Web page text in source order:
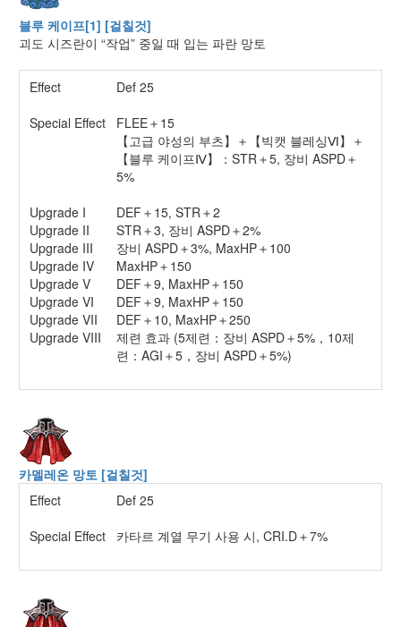
블루 케이프[1] [걸칠것]
괴도 시즈란이 “작업” 중일 때 입는 파란 망토
Effect
Def 25
Special Effect
FLEE＋15
【고급 야성의 부츠】＋【빅캣 블레싱Ⅵ】＋
【블루 케이프Ⅳ】：STR＋5, 장비 ASPD＋
5%
Upgrade I
DEF＋15, STR＋2
Upgrade II
STR＋3, 장비 ASPD＋2%
Upgrade III
장비 ASPD＋3%, MaxHP＋100
Upgrade IV
MaxHP＋150
Upgrade V
DEF＋9, MaxHP＋150
Upgrade VI
DEF＋9, MaxHP＋150
Upgrade VII
DEF＋10, MaxHP＋250
Upgrade VIII
제련 효과 (5제련：장비 ASPD＋5%，10제
련：AGI＋5，장비 ASPD＋5%)
카멜레온 망토 [걸칠것]
Effect
Def 25
Special Effect
카타르 계열 무기 사용 시, CRI.D＋7%